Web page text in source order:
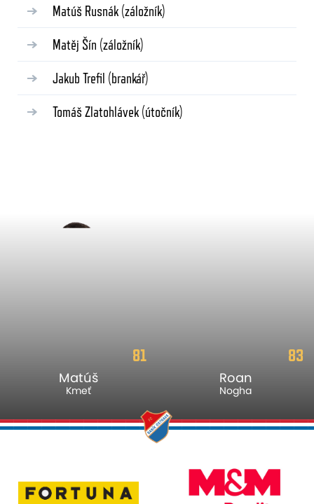
Matúš Rusnák (záložník)
Matěj Šín (záložník)
Jakub Trefil (brankář)
Tomáš Zlatohlávek (útočník)
81
Matúš
Kmeť
83
Roan
Nogha